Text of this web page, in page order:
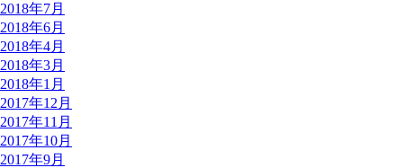
2018年7月
2018年6月
2018年4月
2018年3月
2018年1月
2017年12月
2017年11月
2017年10月
2017年9月